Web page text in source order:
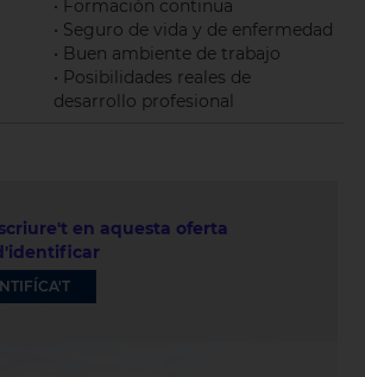
• Formación continua
• Seguro de vida y de enfermedad
• Buen ambiente de trabajo
• Posibilidades reales de
desarrollo profesional
en aquesta oferta